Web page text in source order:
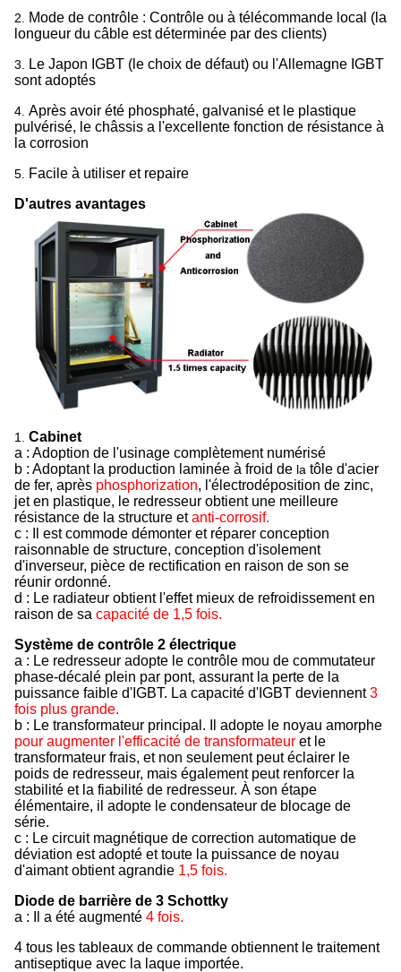
2. Mode de contrôle : Contrôle ou à télécommande local (la
longueur du câble est déterminée par des clients)
3. Le Japon IGBT (le choix de défaut) ou l'Allemagne IGBT
sont adoptés
4. Après avoir été phosphaté, galvanisé et le plastique
pulvérisé, le châssis a l'excellente fonction de résistance à
la corrosion
5. Facile à utiliser et repaire
D'autres avantages
1. Cabinet
a : Adoption de l'usinage complètement numérisé
b : Adoptant la production laminée à froid de la tôle d'acier
de fer, après phosphorization, l'électrodéposition de zinc,
jet en plastique, le redresseur obtient une meilleure
résistance de la structure etanti-corrosif.
c : Il est commode démonter et réparer conception
raisonnable de structure, conception d'isolement
d'inverseur, pièce de rectification en raison de son se
réunir ordonné.
d : Le radiateur obtient l'effet mieux de refroidissement en
raison de sa capacité de 1,5 fois.
Système de contrôle 2 électrique
a : Le redresseur adopte le contrôle mou de commutateur
phase-décalé plein par pont, assurant la perte de la
puissance faible d'IGBT. La capacité d'IGBT deviennent3
fois plus grande.
b : Le transformateur principal. Il adopte le noyau amorphe
pour augmenter l'efficacité de transformateur et le
transformateur frais, et non seulement peut éclairer le
poids de redresseur, mais également peut renforcer la
stabilité et la fiabilité de redresseur. À son étape
élémentaire, il adopte le condensateur de blocage de
série.
c : Le circuit magnétique de correction automatique de
déviation est adopté et toute la puissance de noyau
d'aimant obtient agrandie 1,5 fois.
Diode de barrière de 3 Schottky
a : Il a été augmenté 4 fois.
4 tous les tableaux de commande obtiennent le traitement
antiseptique avec la laque importée.